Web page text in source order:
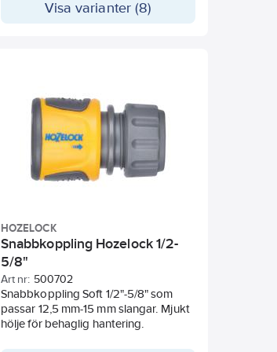
Visa varianter (8)
HOZELOCK
Snabbkoppling Hozelock 1/2-
5/8"
Art nr: 500702
Snabbkoppling Soft 1/2"-5/8" som
passar 12,5 mm-15 mm slangar. Mjukt
hölje för behaglig hantering.